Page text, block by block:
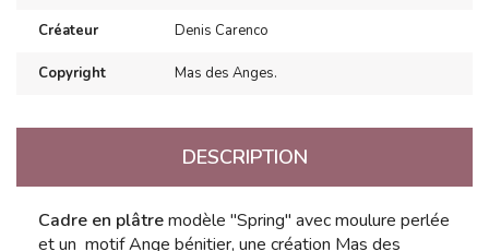
Créateur Denis Carenco
Copyright Mas des Anges.
DESCRIPTION
Cadre en plâtremodèle "Spring" avec moulure perlée
et un motif Ange bénitier, une création Mas des